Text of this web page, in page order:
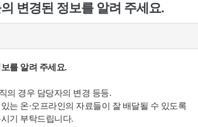
변경된 정보를 알려 주세요.
를 알려 주세요.
의 경우 담당자의 변경 등등.
는 온·오프라인의 자료들이 잘 배달될 수 있도록
기 부탁드립니다.